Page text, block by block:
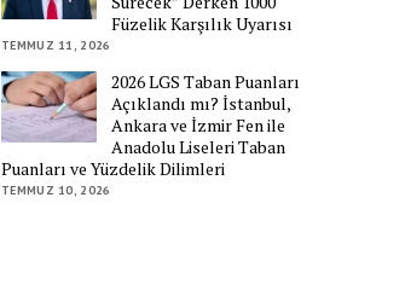
Füzelik Karşılık Uyarısı
TEMMUZ 11, 2026
2026 LGS Taban Puanları
Açıklandı mı? İstanbul,
Ankara ve İzmir Fen ile
Anadolu Liseleri Taban
Puanları ve Yüzdelik Dilimleri
TEMMUZ 10, 2026